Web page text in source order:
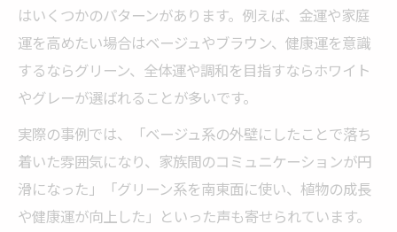
はいくつかのパターンがあります。例えば、金運や家庭
運を高めたい場合はベージュやブラウン、健康運を意識
するならグリーン、全体運や調和を目指すならホワイト
やグレーが選ばれることが多いです。
実際の事例では、「ベージュ系の外壁にしたことで落ち
着いた雰囲気になり、家族間のコミュニケーションが円
滑になった」「グリーン系を南東面に使い、植物の成長
や健康運が向上した」といった声も寄せられています。